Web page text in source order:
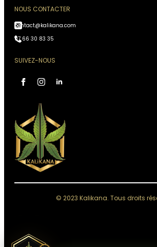
NOUS CONTACTER
contact@kalikana.com
07 66 30 83 35
SUIVEZ-NOUS
© 2023 Kalikana. Tous droits
IA, réponses instantanées,
Conseiller disponible 24h/24